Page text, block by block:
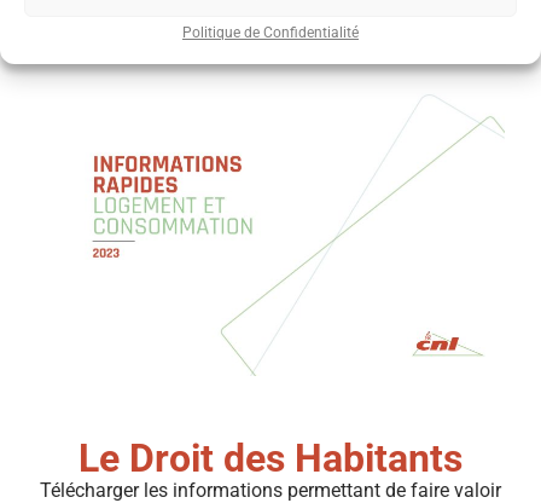
Politique de Confidentialité
Le Droit des Habitants
Télécharger les informations permettant de faire valoir